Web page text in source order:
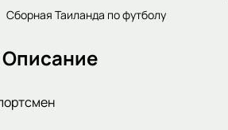
Сборная Таиланда по футболу
Описание